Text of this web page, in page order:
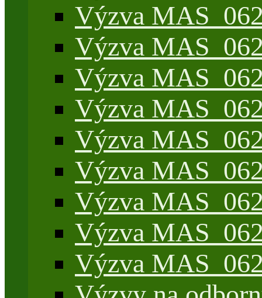
Výzva
Výzva
Výzva
Výzva
Výzva
Výzva
Výzva
Výzva
Výzva